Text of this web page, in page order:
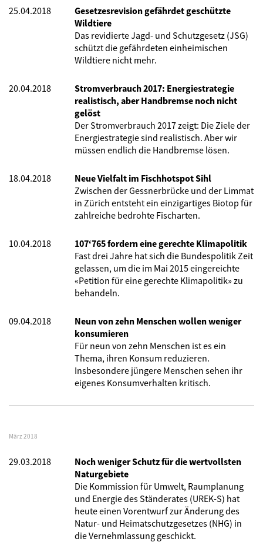
25.04.2018
Gesetzesrevision gefährdet geschützte
Wildtiere
Das revidierte Jagd- und Schutzgesetz (JSG)
schützt die gefährdeten einheimischen
Wildtiere nicht mehr.
20.04.2018
Stromverbrauch 2017: Energiestrategie
realistisch, aber Handbremse noch nicht
gelöst
Der Stromverbrauch 2017 zeigt: Die Ziele der
Energiestrategie sind realistisch. Aber wir
müssen endlich die Handbremse lösen.
18.04.2018
Neue Vielfalt im Fischhotspot Sihl
Zwischen der Gessnerbrücke und der Limmat
in Zürich entsteht ein einzigartiges Biotop für
zahlreiche bedrohte Fischarten.
10.04.2018
107‘765 fordern eine gerechte Klimapolitik
Fast drei Jahre hat sich die Bundespolitik Zeit
gelassen, um die im Mai 2015 eingereichte
«Petition für eine gerechte Klimapolitik» zu
behandeln.
09.04.2018
Neun von zehn Menschen wollen weniger
konsumieren
Für neun von zehn Menschen ist es ein
Thema, ihren Konsum reduzieren.
Insbesondere jüngere Menschen sehen ihr
eigenes Konsumverhalten kritisch.
März 2018
29.03.2018
Noch weniger Schutz für die wertvollsten
Naturgebiete
Die Kommission für Umwelt, Raumplanung
und Energie des Ständerates (UREK-S) hat
heute einen Vorentwurf zur Änderung des
Natur- und Heimatschutzgesetzes (NHG) in
die Vernehmlassung geschickt.